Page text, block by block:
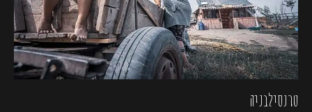
טרנסילבניה